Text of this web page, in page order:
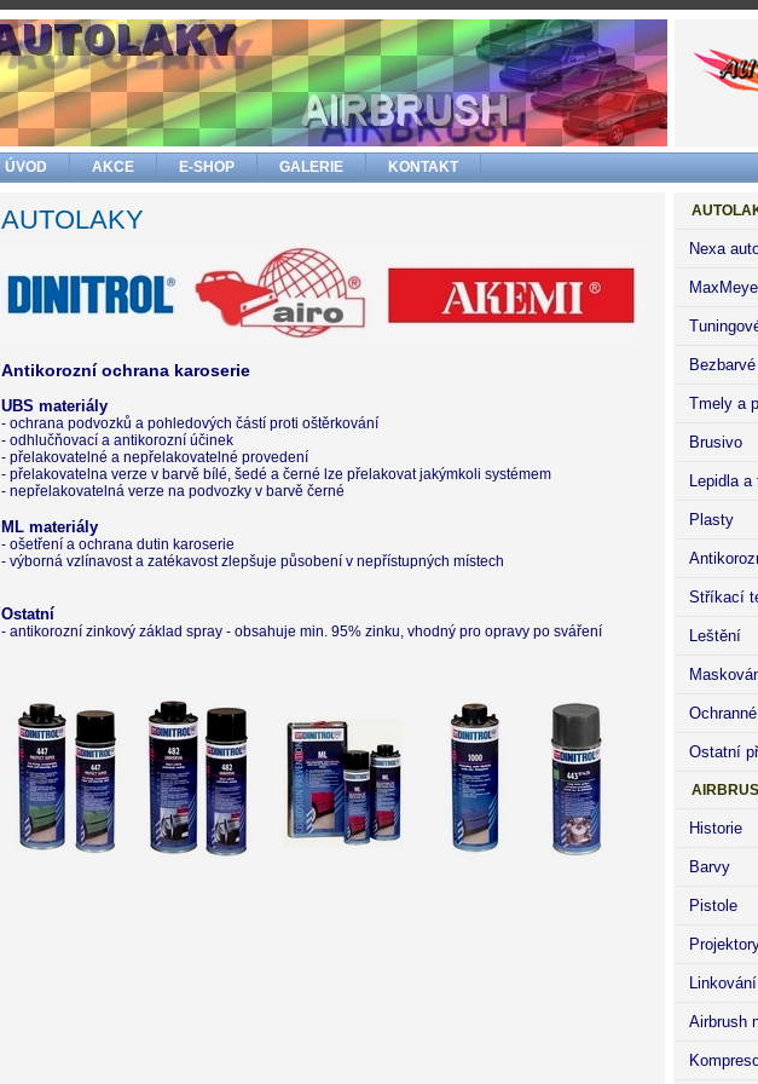
ÚVOD AKCE E-SHOP GALERIE KONTAKT
AUTOLAKY
Antikorozní ochrana karoserie
UBS materiály
- ochrana podvozků a pohledových částí proti oštěrkování
- odhlučňovací a antikorozní účinek
- přelakovatelné a nepřelakovatelné provedení
- přelakovatelna verze v barvě bílé, šedé a černé lze přelakovat jakýmkoli systémem
- nepřelakovatelná verze na podvozky v barvě černé
ML materiály
- ošetření a ochrana dutin karoserie
- výborná vzlínavost a zatékavost zlepšuje působení v nepřístupných místech
Ostatní
- antikorozní zinkový základ spray - obsahuje min. 95% zinku, vhodný pro opravy po sváření
Nexa
Tmely a
Brusivo
Lepidla a
Plasty
Stříkací
Leštění
Ostatní
Historie
Barvy
Pistole
Linkování
Airbrush